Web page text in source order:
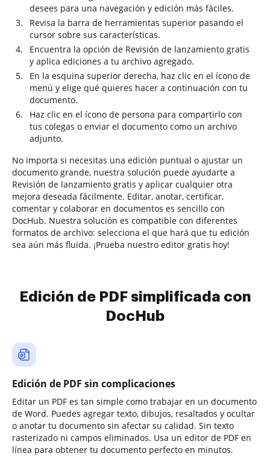
desees para una navegación y edición más fáciles.
Revisa la barra de herramientas superior pasando el
cursor sobre sus características.
Encuentra la opción de Revisión de lanzamiento gratis
y aplica ediciones a tu archivo agregado.
En la esquina superior derecha, haz clic en el ícono de
menú y elige qué quieres hacer a continuación con tu
documento.
Haz clic en el ícono de persona para compartirlo con
tus colegas o enviar el documento como un archivo
adjunto.
No importa si necesitas una edición puntual o ajustar un
documento grande, nuestra solución puede ayudarte a
Revisión de lanzamiento gratis y aplicar cualquier otra
mejora deseada fácilmente. Editar, anotar, certificar,
comentar y colaborar en documentos es sencillo con
DocHub. Nuestra solución es compatible con diferentes
formatos de archivo: selecciona el que hará que tu edición
sea aún más fluida. ¡Prueba nuestro editor gratis hoy!
Edición de PDF simplificada con
DocHub
Edición de PDF sin complicaciones
Editar un PDF es tan simple como trabajar en un documento
de Word. Puedes agregar texto, dibujos, resaltados y ocultar
o anotar tu documento sin afectar su calidad. Sin texto
rasterizado ni campos eliminados. Usa un editor de PDF en
línea para obtener tu documento perfecto en minutos.